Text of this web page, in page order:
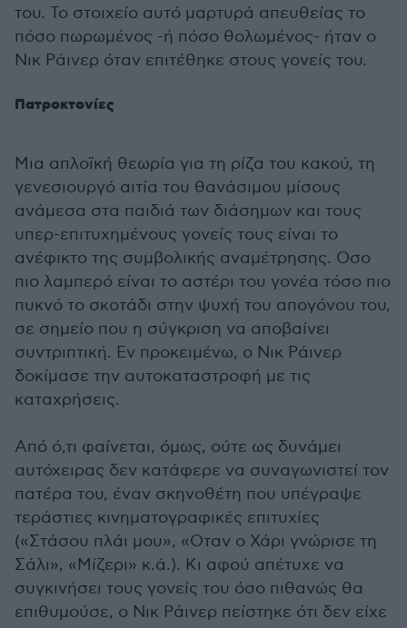
του. Το στοιχείο αυτό μαρτυρά απευθείας το
πόσο πωρωμένος -ή πόσο θολωμένος- ήταν ο
Νικ Ράινερ όταν επιτέθηκε στους γονείς του.
Πατροκτονίες
Μια απλοϊκή θεωρία για τη ρίζα του κακού, τη
γενεσιουργό αιτία του θανάσιμου μίσους
ανάμεσα στα παιδιά των διάσημων και τους
υπερ-επιτυχημένους γονείς τους είναι το
ανέφικτο της συμβολικής αναμέτρησης. Οσο
πιο λαμπερό είναι το αστέρι του γονέα τόσο πιο
πυκνό το σκοτάδι στην ψυχή του απογόνου του,
σε σημείο που η σύγκριση να αποβαίνει
συντριπτική. Εν προκειμένω, ο Νικ Ράινερ
δοκίμασε την αυτοκαταστροφή με τις
καταχρήσεις.
Από ό,τι φαίνεται, όμως, ούτε ως δυνάμει
αυτόχειρας δεν κατάφερε να συναγωνιστεί τον
πατέρα του, έναν σκηνοθέτη που υπέγραψε
τεράστιες κινηματογραφικές επιτυχίες
(«Στάσου πλάι μου», «Οταν ο Χάρι γνώρισε τη
Σάλι», «Μίζερι» κ.ά.). Κι αφού απέτυχε να
συγκινήσει τους γονείς του όσο πιθανώς θα
επιθυμούσε, ο Νικ Ράινερ πείστηκε ότι δεν είχε